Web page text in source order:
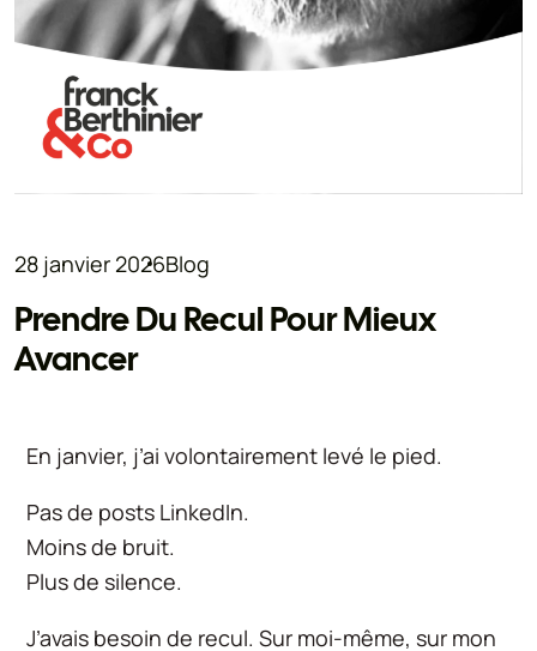
28 janvier 2026Blog
Prendre Du Recul Pour Mieux
Avancer
En janvier, j’ai volontairement levé le pied.
Pas de posts LinkedIn.
Moins de bruit.
Plus de silence.
J’avais besoin de recul. Sur moi-même, sur mon